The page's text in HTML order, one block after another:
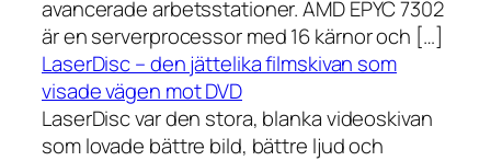
avancerade arbetsstationer. AMD EPYC 7302
är en serverprocessor med 16 kärnor och […]
LaserDisc – den jättelika filmskivan som
visade vägen mot DVD
LaserDisc var den stora, blanka videoskivan
som lovade bättre bild, bättre ljud och